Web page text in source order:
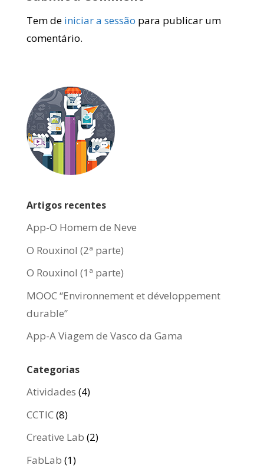
Tem de iniciar a sessão para publicar um
comentário.
Artigos recentes
App-O Homem de Neve
O Rouxinol (2ª parte)
O Rouxinol (1ª parte)
MOOC “Environnement et développement
durable”
App-A Viagem de Vasco da Gama
Categorias
Atividades (4)
CCTIC(8)
Creative Lab (2)
FabLab (1)